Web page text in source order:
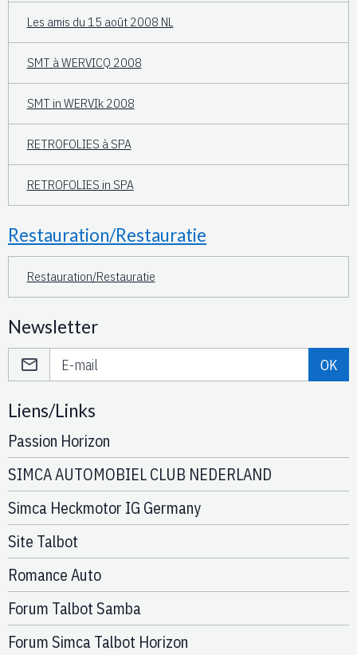
Les amis du 15 août 2008 NL
SMT à WERVICQ 2008
SMT in WERVIk 2008
RETROFOLIES à SPA
RETROFOLIES in SPA
Restauration/Restauratie
Restauration/Restauratie
Newsletter
OK
Liens/Links
Passion Horizon
SIMCA AUTOMOBIEL CLUB NEDERLAND
Simca Heckmotor IG Germany
Site Talbot
Romance Auto
Forum Talbot Samba
Forum Simca Talbot Horizon